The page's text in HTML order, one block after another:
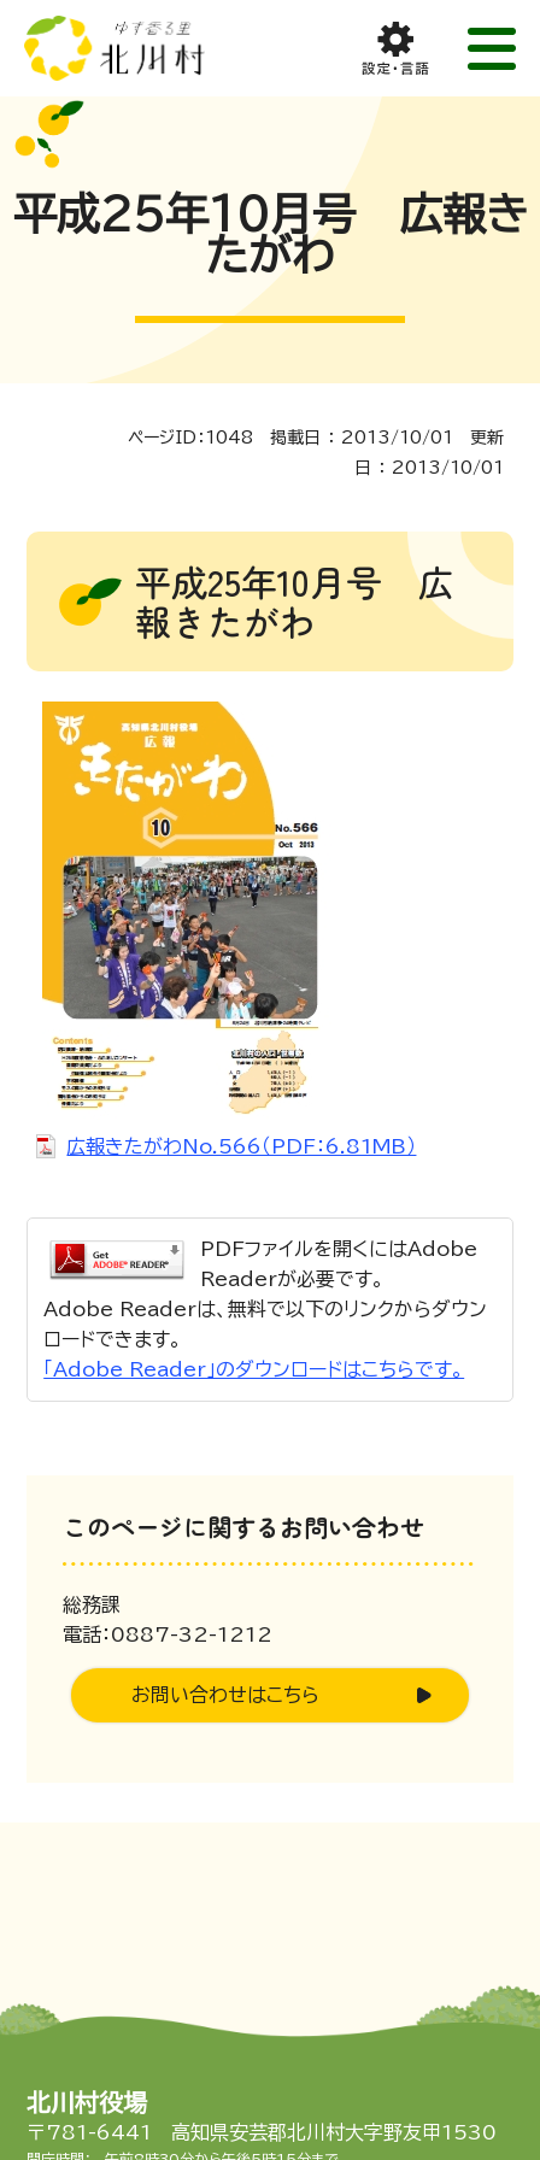
平成25年10月号 広報き
たがわ
ページID：1048 掲載日 ： 2013/10/01 更新
日 ： 2013/10/01
平成25年10月号 広
報きたがわ
広報きたがわNo.566（PDF：6.81MB）
PDFファイルを開くにはAdobe
Readerが必要です。
Adobe Readerは、無料で以下のリンクからダウン
ロードできます。
「Adobe Reader」のダウンロードはこちらです。
このページに関するお問い合わせ
総務課
電話：0887-32-1212
お問い合わせはこちら
北川村役場
〒781-6441 高知県安芸郡北川村大字野友甲1530